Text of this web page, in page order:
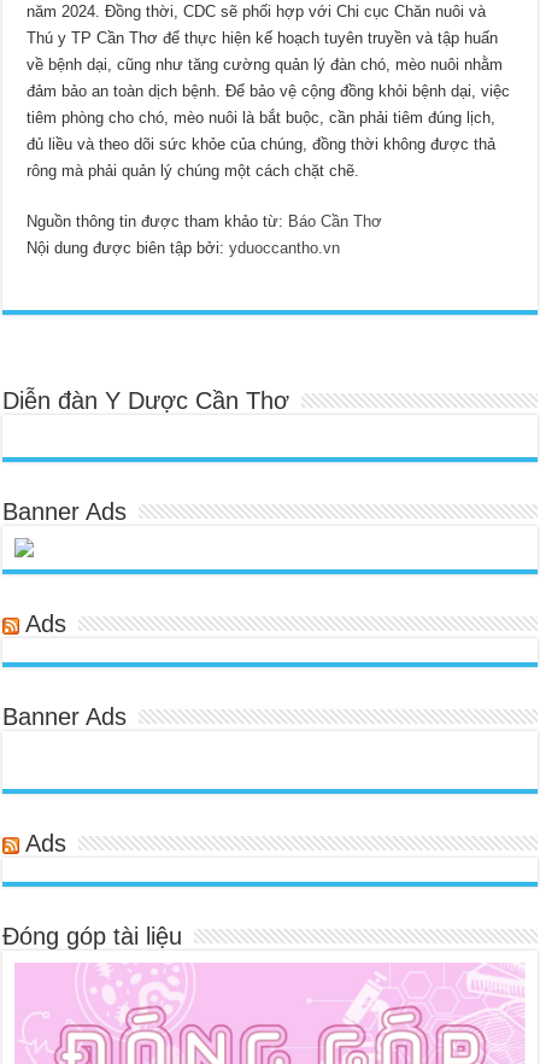
năm 2024. Đồng thời, CDC sẽ phối hợp với Chi cục Chăn nuôi và
Thú y TP Cần Thơ để thực hiện kế hoạch tuyên truyền và tập huấn
về bệnh dại, cũng như tăng cường quản lý đàn chó, mèo nuôi nhằm
đảm bảo an toàn dịch bệnh. Để bảo vệ cộng đồng khỏi bệnh dại, việc
tiêm phòng cho chó, mèo nuôi là bắt buộc, cần phải tiêm đúng lịch,
đủ liều và theo dõi sức khỏe của chúng, đồng thời không được thả
rông mà phải quản lý chúng một cách chặt chẽ.
Nguồn thông tin được tham khảo từ: Báo Cần Thơ
Nội dung được biên tập bởi:yduoccantho.vn
Diễn đàn Y Dược Cần Thơ
Banner Ads
Ads
Banner Ads
Ads
Đóng góp tài liệu